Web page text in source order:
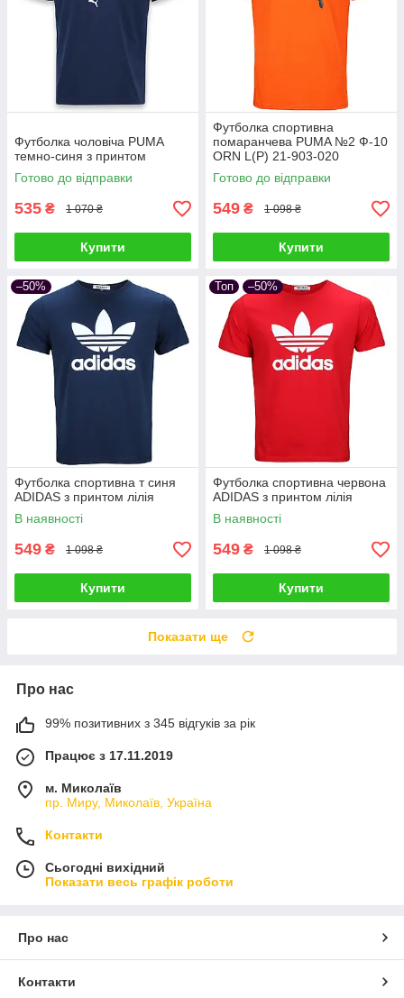
Футболка чоловіча PUMA
темно-синя з принтом
Готово до відправки
535 ₴ 1 070 ₴
Купити
Футболка спортивна
помаранчева PUMA №2 Ф-10
ORN L(Р) 21-903-020
Готово до відправки
549 ₴ 1 098 ₴
Купити
–50%
Футболка спортивна т синя
ADIDAS з принтом лілія
В наявності
549 ₴ 1 098 ₴
Купити
Топ –50%
Футболка спортивна червона
ADIDAS з принтом лілія
В наявності
549 ₴ 1 098 ₴
Купити
Показати ще
Про нас
99% позитивних з 345 відгуків за рік
Працює з 17.11.2019
м. Миколаїв
пр. Миру, Миколаїв, Україна
Контакти
Сьогодні вихідний
Показати весь графік роботи
Про нас
Контакти